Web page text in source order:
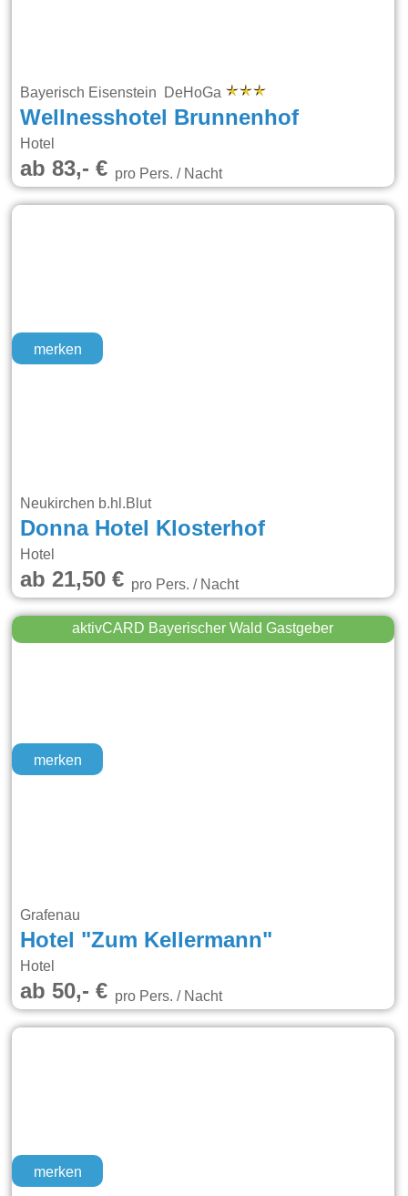
Bayerisch Eisenstein DeHoGa
Wellnesshotel Brunnenhof
Hotel
ab 83,- €pro Pers. / Nacht
merken
Neukirchen b.hl.Blut
Donna Hotel Klosterhof
Hotel
ab 21,50 €pro Pers. / Nacht
merken
aktivCARD Bayerischer Wald Gastgeber
Grafenau
Hotel "Zum Kellermann"
Hotel
ab 50,- €pro Pers. / Nacht
merken